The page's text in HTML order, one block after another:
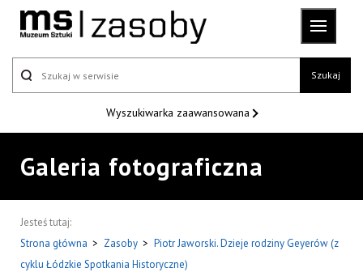
Szukaj
Wyszukiwarka zaawansowana
Galeria fotograficzna
Jesteś tutaj:
Strona główna > Zasoby > Piotr Jaworski. Dzieje rodziny Geyerów (z
cyklu Łódzkie Spotkania Historyczne)